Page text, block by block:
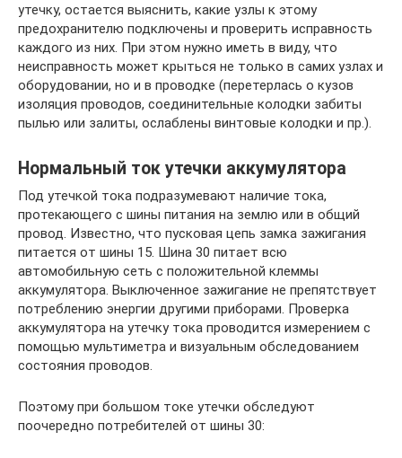
утечку, остается выяснить, какие узлы к этому
предохранителю подключены и проверить исправность
каждого из них. При этом нужно иметь в виду, что
неисправность может крыться не только в самих узлах и
оборудовании, но и в проводке (перетерлась о кузов
изоляция проводов, соединительные колодки забиты
пылью или залиты, ослаблены винтовые колодки и пр.).
Нормальный ток утечки аккумулятора
Под утечкой тока подразумевают наличие тока,
протекающего с шины питания на землю или в общий
провод. Известно, что пусковая цепь замка зажигания
питается от шины 15. Шина 30 питает всю
автомобильную сеть с положительной клеммы
аккумулятора. Выключенное зажигание не препятствует
потреблению энергии другими приборами. Проверка
аккумулятора на утечку тока проводится измерением с
помощью мультиметра и визуальным обследованием
состояния проводов.
Поэтому при большом токе утечки обследуют
поочередно потребителей от шины 30: